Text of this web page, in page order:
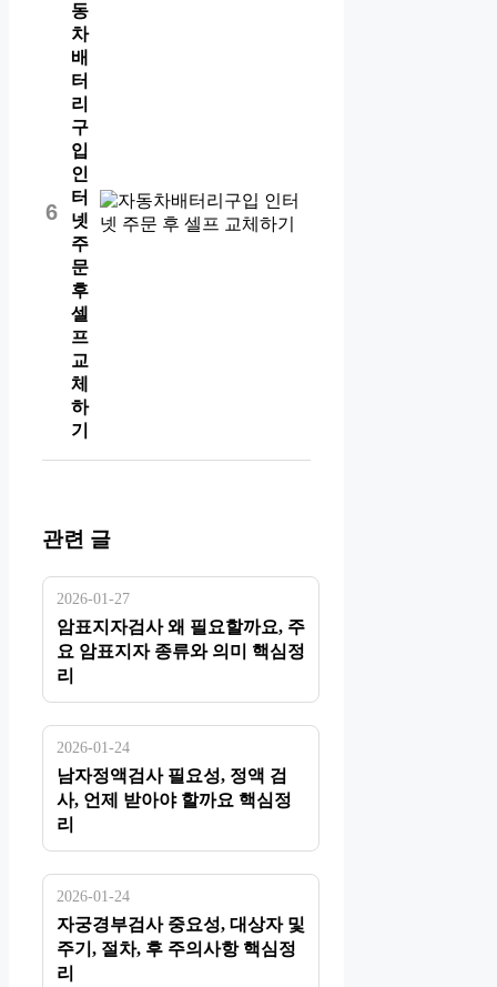
6
동
차
배
터
리
구
입
인
터
넷
주
문
후
셀
프
교
체
하
기
관련 글
2026-01-27
암표지자검사 왜 필요할까요, 주
요 암표지자 종류와 의미 핵심정
리
2026-01-24
남자정액검사 필요성, 정액 검
사, 언제 받아야 할까요 핵심정
리
2026-01-24
자궁경부검사 중요성, 대상자 및
주기, 절차, 후 주의사항 핵심정
리